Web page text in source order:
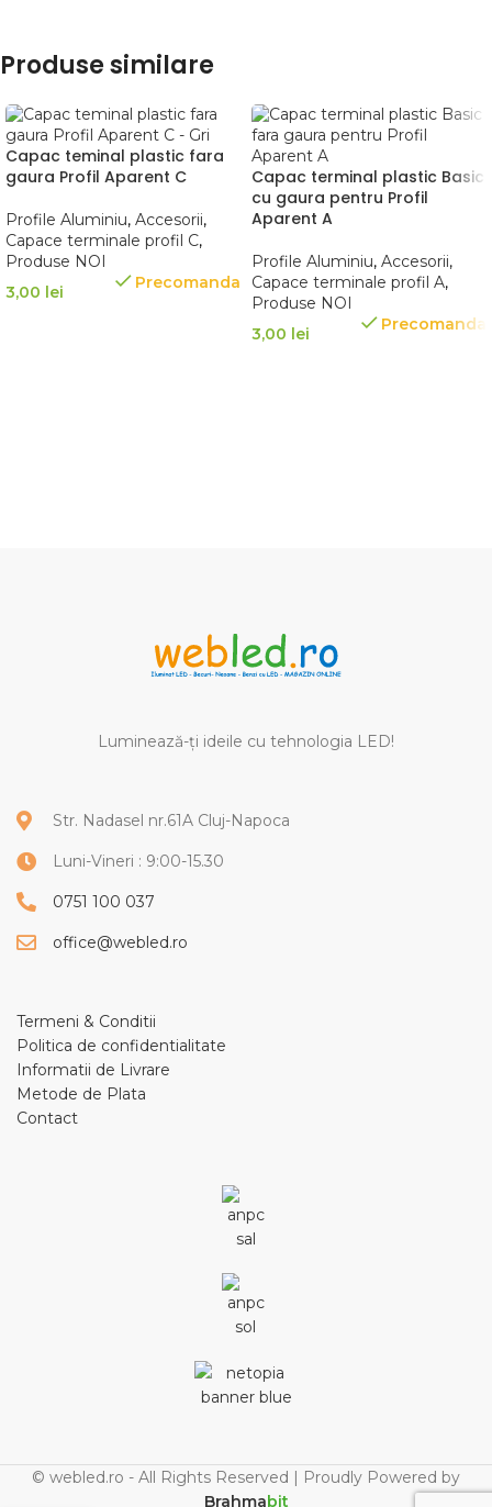
Produse similare
Capac teminal plastic fara
gaura Profil Aparent C
Profile Aluminiu, Accesorii,
Capace terminale profil C,
Produse NOI
3,00 lei Precomanda
Capac terminal plastic Basic
cu gaura pentru Profil
Aparent A
Profile Aluminiu, Accesorii,
Capace terminale profil A,
Produse NOI
3,00 lei Precomanda
Luminează-ți ideile cu tehnologia LED!
Str. Nadasel nr.61A Cluj-Napoca
Luni-Vineri : 9:00-15.30
0751 100 037
office@webled.ro
Termeni & Conditii
Politica de confidentialitate
Informatii de Livrare
Metode de Plata
Contact
© webled.ro - All Rights Reserved | Proudly Powered by
Brahmabit